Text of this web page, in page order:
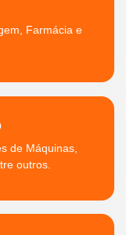
Farmácia e
de Máquinas,
outros.